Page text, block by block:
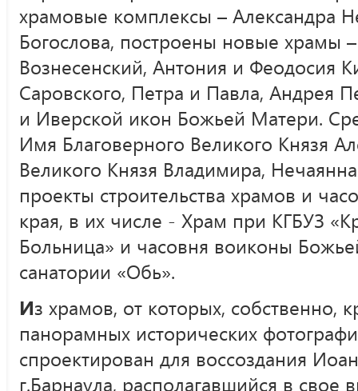
храмовые комплексы – Александра
Богослова, построены новые храмы
Вознесенский, Антония и Феодосия
Саровского, Петра и Павла, Андрея
и Иверской икон Божьей Матери.
Имя Благоверного Великого Князя
Великого Князя Владимира,
проекты строительства храмов и
края, в их числе - Храм при КГБУЗ
Больница» и часовня воиконы
санатории «Обь».
Из храмов, от которых, собственно,
панорамных исторических
спроектирован для воссоздания
г.Барнаула, располагавшийся в свое